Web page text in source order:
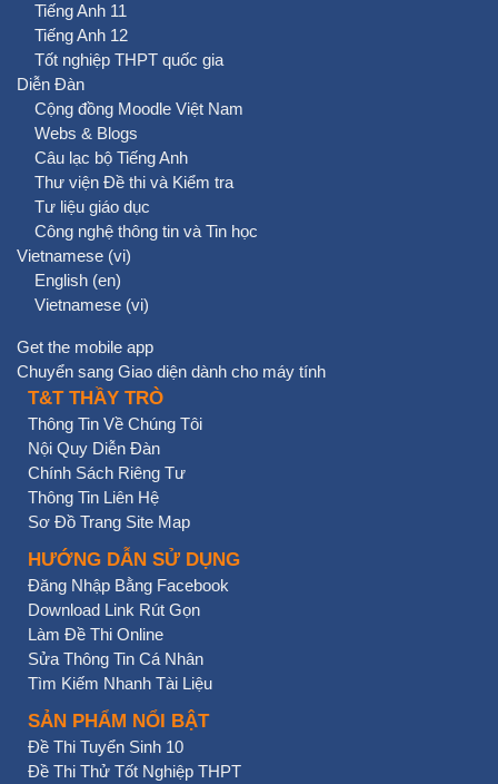
Tiếng Anh 11
Tiếng Anh 12
Tốt nghiệp THPT quốc gia
Diễn Đàn
Cộng đồng Moodle Việt Nam
Webs & Blogs
Câu lạc bộ Tiếng Anh
Thư viện Đề thi và Kiểm tra
Tư liệu giáo dục
Công nghệ thông tin và Tin học
Vietnamese ‎(vi)‎
English ‎(en)‎
Vietnamese ‎(vi)‎
Get the mobile app
Chuyển sang Giao diện dành cho máy tính
T&T THẦY TRÒ
Thông Tin Về Chúng Tôi
Nội Quy Diễn Đàn
Chính Sách Riêng Tư
Thông Tin Liên Hệ
Sơ Đồ Trang Site Map
HƯỚNG DẪN SỬ DỤNG
Đăng Nhập Bằng Facebook
Download Link Rút Gọn
Làm Đề Thi Online
Sửa Thông Tin Cá Nhân
Tìm Kiếm Nhanh Tài Liệu
SẢN PHẨM NỔI BẬT
Đề Thi Tuyển Sinh 10
Đề Thi Thử Tốt Nghiệp THPT